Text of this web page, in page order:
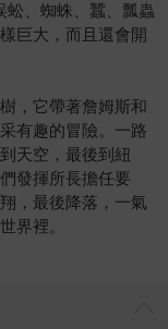
、蜘蛛、蠶、瓢蟲
巨大，而且還會開
，它帶著詹姆斯和
有趣的冒險。一路
天空，最後到紐
發揮所長擔任要
，最後降落，一氣
界裡。